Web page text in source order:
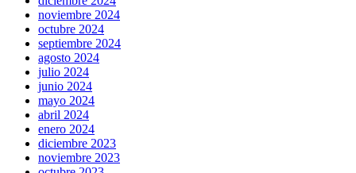
noviembre 2024
octubre 2024
septiembre 2024
agosto 2024
julio 2024
junio 2024
mayo 2024
abril 2024
enero 2024
diciembre 2023
noviembre 2023